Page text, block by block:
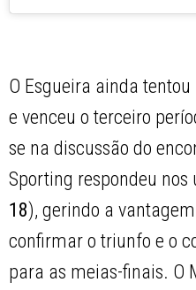
O Esgueira ainda
e venceu o terceiro
se na discussão do
Sporting respondeu
18), gerindo a
confirmar o triunfo e o
para as meias-finais. O